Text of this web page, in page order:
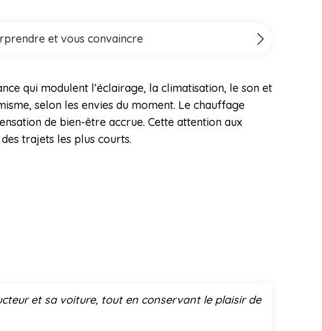
et vous convaincre
qui modulent l’éclairage, la climatisation, le son et
selon les envies du moment. Le chauffage
de bien-être accrue. Cette attention aux
trajets les plus courts.
et sa voiture, tout en conservant le plaisir de